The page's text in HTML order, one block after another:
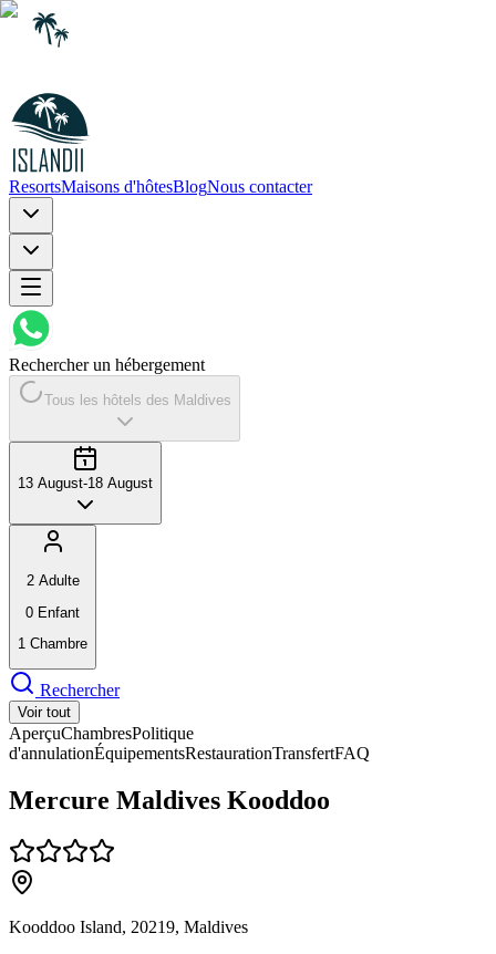
ResortsMaisons d'hôtesBlogNous contacter
Rechercher un hébergement
Tous les hôtels des Maldives
13 August-18 August
2 Adulte
0 Enfant
1 Chambre
Rechercher
Voir tout
AperçuChambresPolitique
d'annulationÉquipementsRestaurationTransfertFAQ
Mercure Maldives Kooddoo
Kooddoo Island, 20219, Maldives